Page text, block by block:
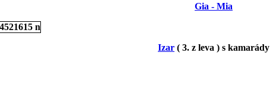
Gia - Mia
Izar ( 3. z leva ) s kamarády